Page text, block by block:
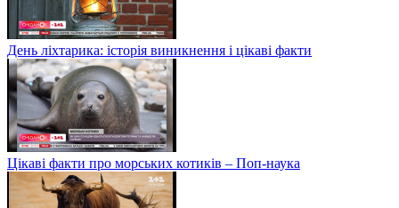
День ліхтарика: історія виникнення і цікаві факти
Цікаві факти про морських котиків – Поп-наука